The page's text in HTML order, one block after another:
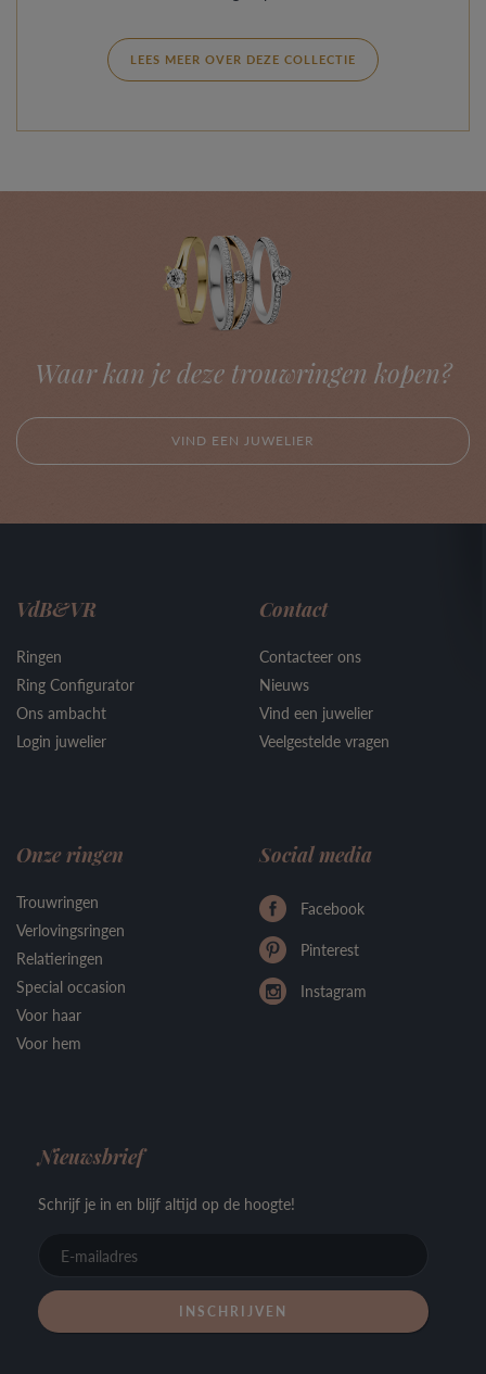
LEES MEER OVER DEZE COLLECTIE
Waar kan je deze trouwringen kopen?
VIND EEN JUWELIER
VdB&VR
Ringen
Ring Configurator
Ons ambacht
Login juwelier
Contact
Contacteer ons
Nieuws
Vind een juwelier
Veelgestelde vragen
Onze ringen
Trouwringen
Verlovingsringen
Relatieringen
Special occasion
Voor haar
Voor hem
Social media
Facebook
Pinterest
Instagram
Nieuwsbrief
Schrijf je in en blijf altijd op de hoogte!